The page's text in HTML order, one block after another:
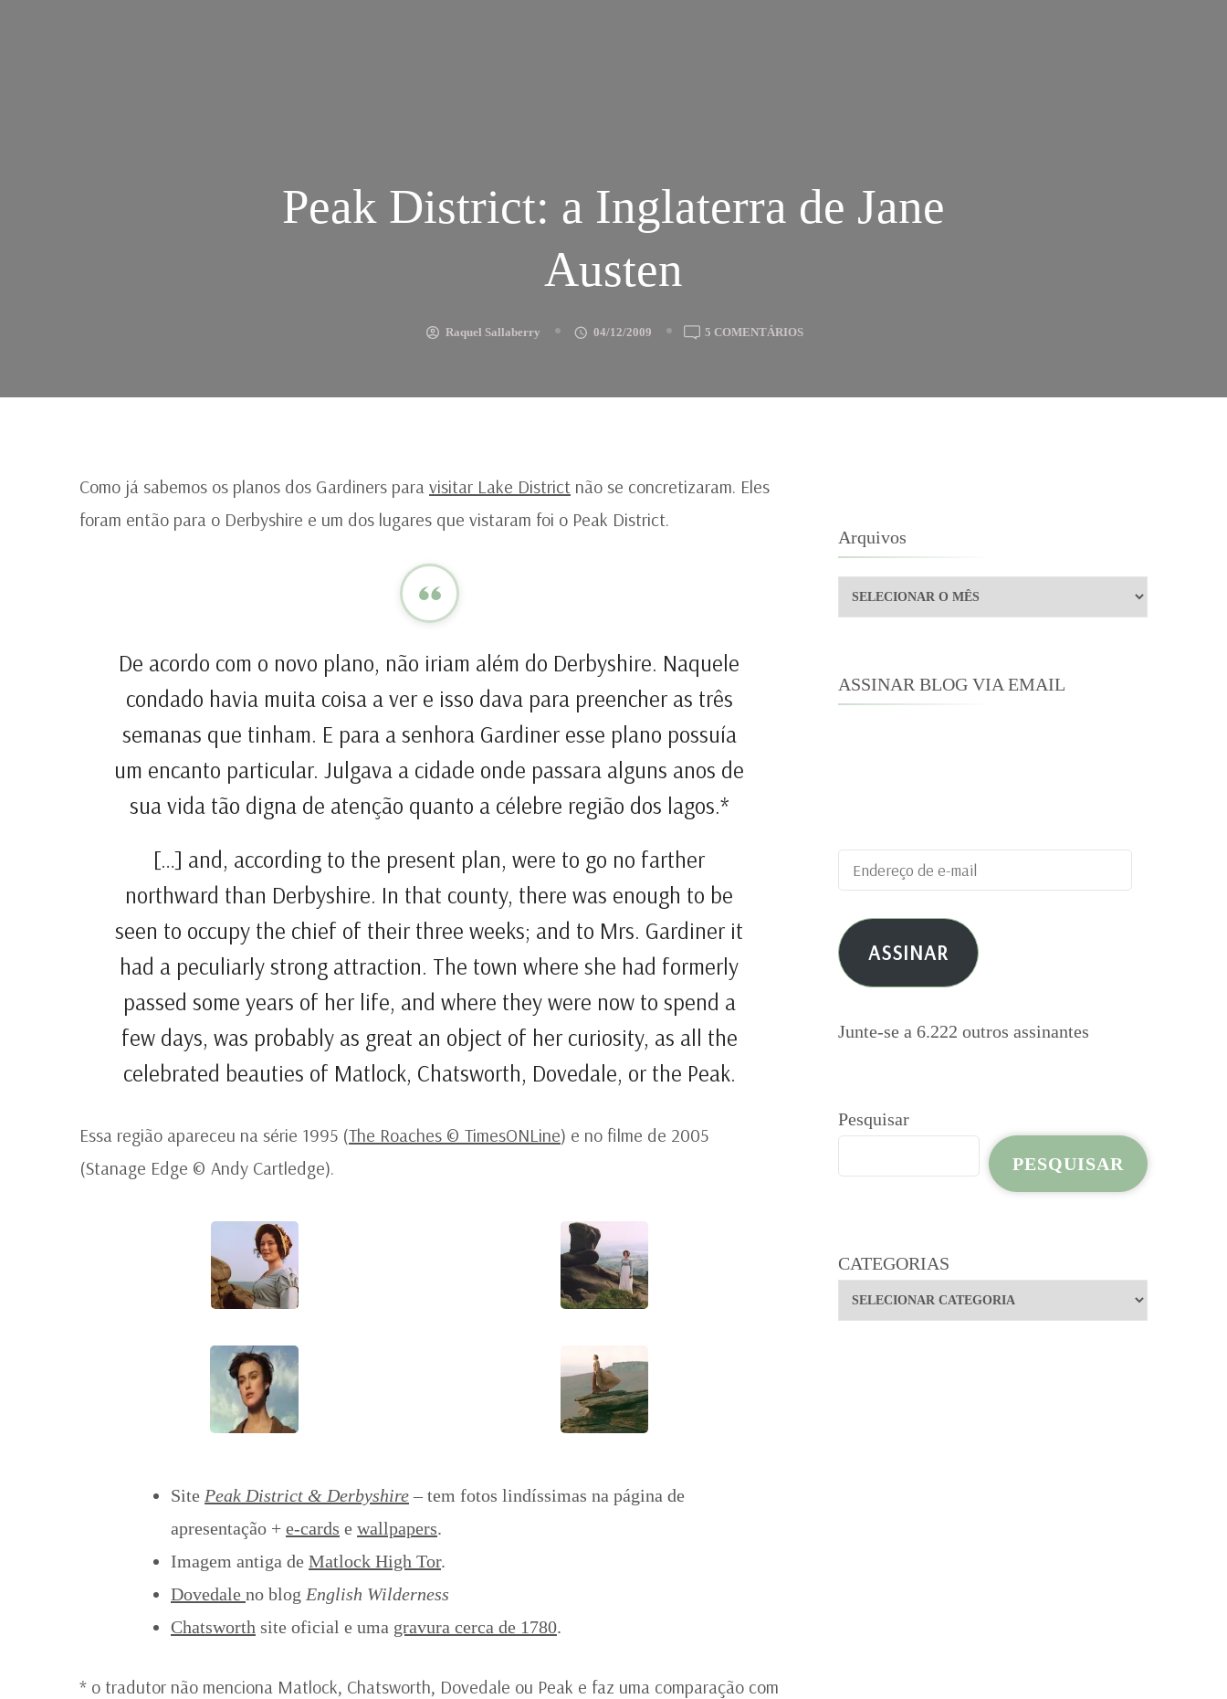
Peak District: a Inglaterra de Jane
Austen
Raquel Sallaberry 04/12/2009 5 COMENTÁRIOSEM
A
Como já sabemos os planos dos Gardiners para visitar Lake District não se concretizaram. Eles
foram então para o Derbyshire e um dos lugares que vistaram foi o Peak District.
De acordo com o novo plano, não iriam além do Derbyshire. Naquele
condado havia muita coisa a ver e isso dava para preencher as três
semanas que tinham. E para a senhora Gardiner esse plano possuía
um encanto particular. Julgava a cidade onde passara alguns anos de
sua vida tão digna de atenção quanto a célebre região dos lagos.*
[…] and, according to the present plan, were to go no farther
northward than Derbyshire. In that county, there was enough to be
seen to occupy the chief of their three weeks; and to Mrs. Gardiner it
had a peculiarly strong attraction. The town where she had formerly
passed some years of her life, and where they were now to spend a
few days, was probably as great an object of her curiosity, as all the
celebrated beauties of Matlock, Chatsworth, Dovedale, or the Peak.
Essa região apareceu na série 1995 (The Roaches © TimesONLine) e no filme de 2005
(Stanage Edge © Andy Cartledge).
Site Peak District & Derbyshire– tem fotos lindíssimas na página de
apresentação + e-cards e wallpapers.
Imagem antiga de Matlock High Tor.
Dovedale no blog English Wilderness
Chatsworth site oficial e uma gravura cerca de 1780.
* o tradutor não menciona Matlock, Chatsworth, Dovedale ou Peak e faz uma comparação com
Arquivos
Arquivos
ASSINAR BLOG VIA EMAIL
Endereço
de
e-
mail ASSINAR
Junte-se a 6.222 outros assinantes
Pesquisar
PESQUISAR
CATEGORIAS